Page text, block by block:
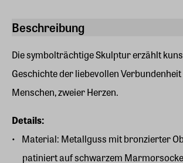
Beschreibung
Die symbolträchtige Skulptur erzählt
Geschichte der liebevollen
Menschen, zweier Herzen.
Details:
Material: Metallguss mit bronzierter
patiniert auf schwarzem